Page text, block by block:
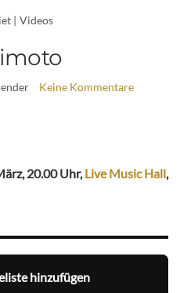
| Videos
Keine Kommentare
20.00 Uhr,Live Music Hall,
hinzufügen